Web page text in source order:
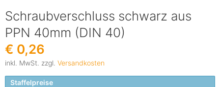
Schraubverschluss schwarz aus
PPN 40mm (DIN 40)
€ 0,26
inkl. MwSt. zzgl. Versandkosten
Staffelpreise